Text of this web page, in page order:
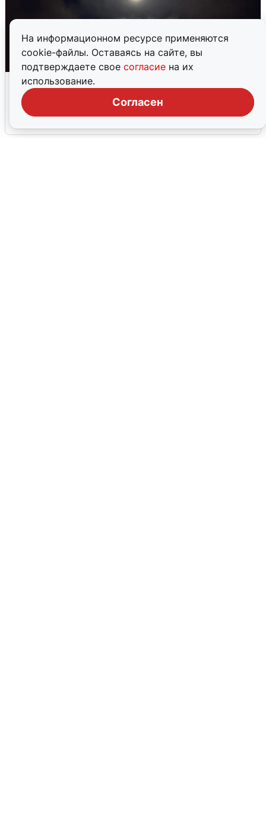
На информационном ресурсе применяются
cookie-файлы. Оставаясь на сайте, вы
подтверждаете свое согласие на их
использование.
Согласен
Взрывы в Воронеже после сигнала
тревоги
5 августа 0